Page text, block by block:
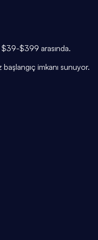
$39-$399 arasında.
imkanı sunuyor.